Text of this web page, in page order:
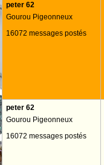
peter 62
Gourou Pigeonneux
16072 messages postés
peter 62
Gourou Pigeonneux
16072 messages postés